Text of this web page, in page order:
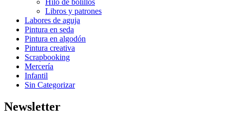
Hilo de bolillos
Libros y patrones
Labores de aguja
Pintura en seda
Pintura en algodón
Pintura creativa
Scrapbooking
Mercería
Infantil
Sin Categorizar
Newsletter